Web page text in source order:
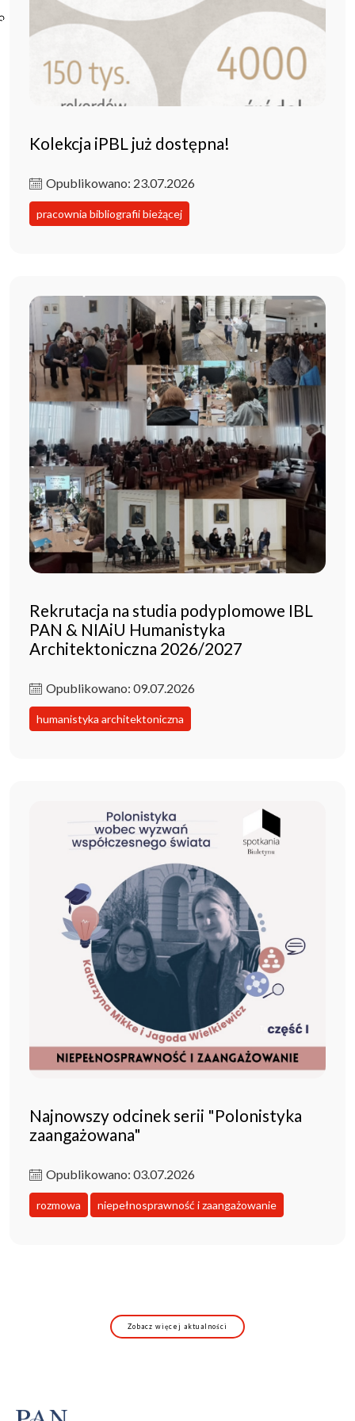
Poczta ibl.waw.pl
Kontakt
Kolekcja iPBL już dostępna!
Opublikowano: 23.07.2026
pracownia bibliografii bieżącej
Rekrutacja na studia podyplomowe IBL
PAN & NIAiU Humanistyka
Architektoniczna 2026/2027
Opublikowano: 09.07.2026
humanistyka architektoniczna
Najnowszy odcinek serii "Polonistyka
zaangażowana"
Opublikowano: 03.07.2026
rozmowa niepełnosprawność i zaangażowanie
Zobacz więcej aktualności